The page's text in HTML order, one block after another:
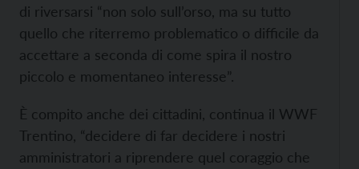
di riversarsi “non solo sull’orso, ma su tutto
quello che riterremo problematico o difficile da
accettare a seconda di come spira il nostro
piccolo e momentaneo interesse”.
È compito anche dei cittadini, continua il WWF
Trentino, “decidere di far decidere i nostri
amministratori a riprendere quel coraggio che